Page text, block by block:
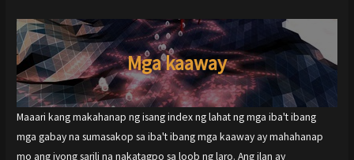
Mga kaaway
Maaari kang makahanap ng isang index ng lahat ng mga iba't ibang
mga gabay na sumasakop sa iba't ibang mga kaaway ay mahahanap
mo ang iyong sarili na nakatagpo sa loob ng laro. Ang ilan ay